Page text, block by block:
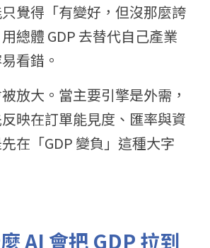
覺得「有變好，但沒那麼誇
總體 GDP 去替代自己產業
看錯。
放大。當主要引擎是外需，
映在訂單能見度、匯率與資
在「GDP 變負」這種大字
AI 會把 GDP 拉到